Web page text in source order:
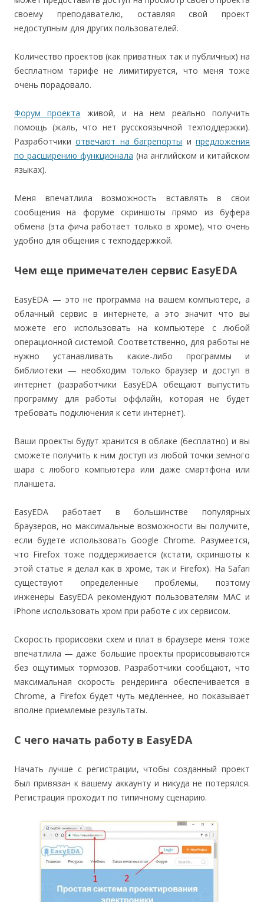
своему преподавателю, оставляя свой проект
недоступным для других пользователей.
Количество проектов (как приватных так и публичных) на
бесплатном тарифе не лимитируется, что меня тоже
очень порадовало.
Форум проекта живой, и на нем реально получить
помощь (жаль, что нет русскоязычной техподдержки).
Разработчикиотвечают на багрепорты ипредложения
по расширению функционала (на английском и китайском
языках).
Меня впечатлила возможность вставлять в свои
сообщения на форуме скриншоты прямо из буфера
обмена (эта фича работает только в хроме), что очень
удобно для общения с техподдержкой.
Чем еще примечателен сервис EasyEDA
EasyEDA — это не программа на вашем компьютере, а
облачный сервис в интернете, а это значит что вы
можете его использовать на компьютере с любой
операционной системой. Соответственно, для работы не
нужно устанавливать какие-либо программы и
библиотеки — необходим только браузер и доступ в
интернет (разработчики EasyEDA обещают выпустить
программу для работы оффлайн, которая не будет
требовать подключения к сети интернет).
Ваши проекты будут хранится в облаке (бесплатно) и вы
сможете получить к ним доступ из любой точки земного
шара с любого компьютера или даже смартфона или
планшета.
EasyEDA работает в большинстве популярных
браузеров, но максимальные возможности вы получите,
если будете использовать Google Chrome. Разумеется,
что Firefox тоже поддерживается (кстати, скриншоты к
этой статье я делал как в хроме, так и Firefox). На Safari
существуют определенные проблемы, поэтому
инженеры EasyEDA рекомендуют пользователям MAC и
iPhone использовать хром при работе с их сервисом.
Скорость прорисовки схем и плат в браузере меня тоже
впечатлила — даже большие проекты прорисовываются
без ощутимых тормозов. Разработчики сообщают, что
максимальная скорость рендеринга обеспечивается в
Chrome, а Firefox будет чуть медленнее, но показывает
вполне приемлемые результаты.
С чего начать работу в EasyEDA
Начать лучше с регистрации, чтобы созданный проект
был привязан к вашему аккаунту и никуда не потерялся.
Регистрация проходит по типичному сценарию.